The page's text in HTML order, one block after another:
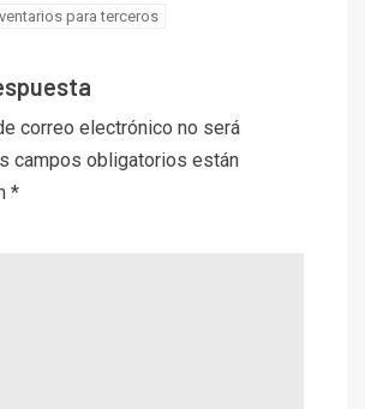
para terceros
correo electrónico no será
campos obligatorios están
*